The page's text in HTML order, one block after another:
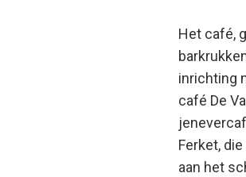
Het café,
inrichting
café De
Ferket,
aan het